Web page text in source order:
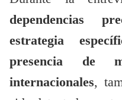
dependencias
estrategia
presencia de
internacionales,